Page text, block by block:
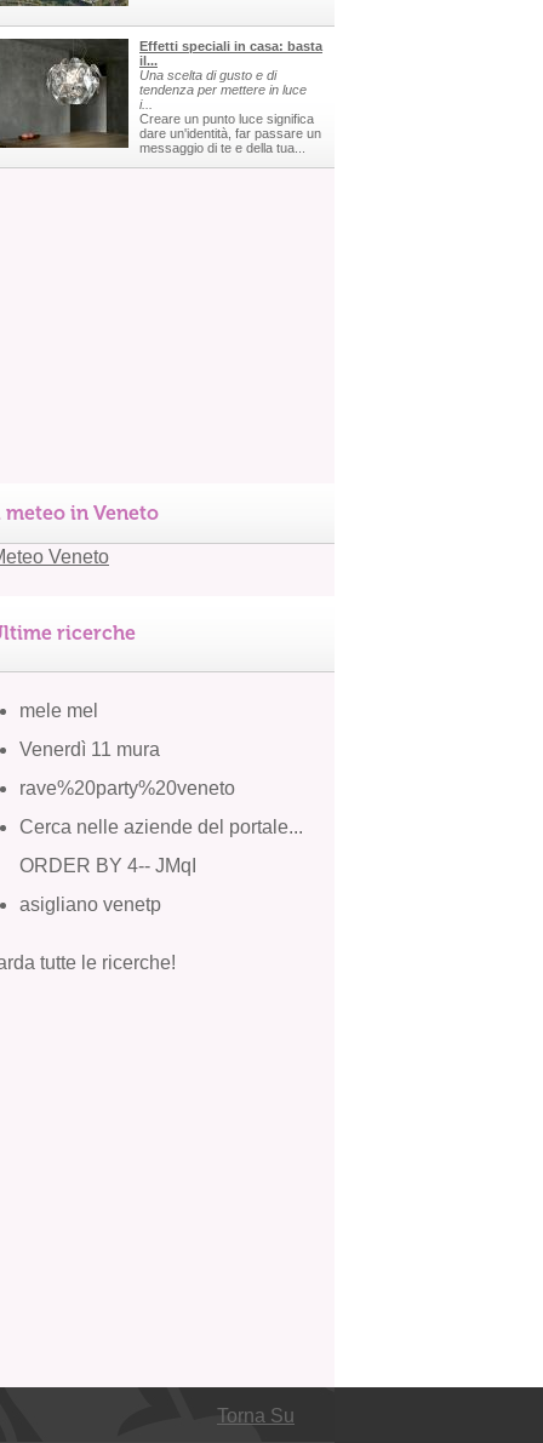
Effetti speciali in casa: basta
il...
Una scelta di gusto e di
tendenza per mettere in luce
i...
Creare un punto luce significa
dare un'identità, far passare un
messaggio di te e della tua...
meteo in Veneto
ricerche
mele mel
Venerdì 11 mura
rave%20party%20veneto
Cerca nelle aziende del portale...
ORDER BY 4-- JMqI
asigliano venetp
tutte le ricerche!
Torna Su